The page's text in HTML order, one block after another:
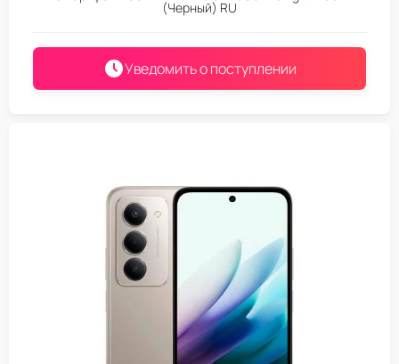
(Черный) RU
Уведомить о поступлении